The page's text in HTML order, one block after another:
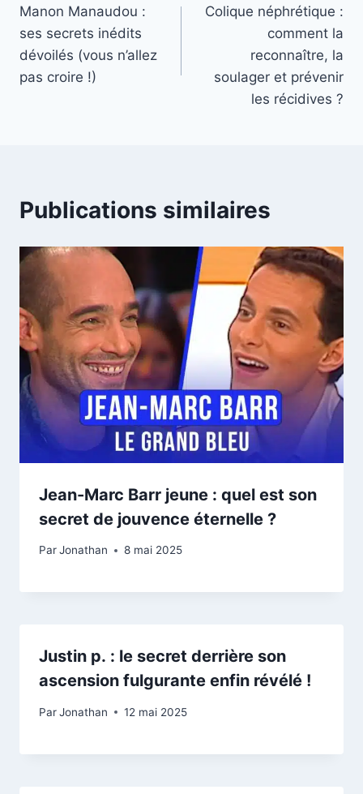
de
l’article
Manon Manaudou :
ses secrets inédits
dévoilés (vous n’allez
pas croire !)
Colique néphrétique :
comment la
reconnaître, la
soulager et prévenir
les récidives ?
Publications similaires
Jean-Marc Barr jeune : quel est son
secret de jouvence éternelle ?
ParJonathan 8 mai 2025
Justin p. : le secret derrière son
ascension fulgurante enfin révélé !
ParJonathan 12 mai 2025